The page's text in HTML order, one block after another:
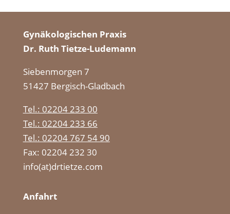
Gynäkologischen Praxis
Dr. Ruth Tietze-Ludemann
Siebenmorgen 7
51427 Bergisch-Gladbach
Tel.: 02204 233 00
Tel.: 02204 233 66
Tel.: 02204 767 54 90
Fax: 02204 232 30
info(at)drtietze.com
Anfahrt